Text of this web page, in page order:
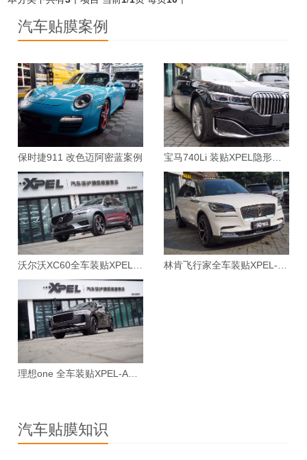
汽车杀菌消毒小知识
私家车如何进行消毒？目前针对车内空气消毒的方法主要有两种
方式：化学消毒和臭氧消毒。
(1)化学消毒主要是用市面上的消毒剂对汽车进行擦拭或者喷洒
达到除去病菌的目的。经常见到的诸如84消毒液、过氧乙酸，
如果现在已经买不到的话，建议用家里常用的洗涤剂或者洗衣
粉，取适量兑水喷洒于爱车布类内饰、顶棚、地毯，再用毛巾擦
干即可，不建议喷洒在皮质部件上。
(2)臭氧消毒效果最好。主要采用一个能迅速产生大量臭氧的汽
车专用消毒机进行消毒，可以杀死使人或者动物致病的多种病
菌、病毒和微生物。
1、注意个人卫生
勤洗手，避免用双手触摸眼睛、鼻或口；保持良好的呼吸道卫生
习惯，打喷嚏或咳嗽时，用纸巾毛巾等遮住口鼻；
2、拒绝吃野味，避免接触野生动物
直
营
店
XPEL中国川渝运营中心
营
店
XPEL中国官方直营店
CN0001
成都市武侯区长益路11号1栋1层
直
营
XPEL中国官方直营店
CN0002
都市金牛区黄忠路6号1栋1层5号
直
营
店
XPEL中国官方直营店
成都都江堰市青城路336号
直
营
店
XPEL中国官方直营店
CN0008
成都市高新区肖家河沿街31号
直
营
店
XPEL中国官方直营店
CN0011
成都市锦江区锦逸路67号B2栋73
号
营
店
XPEL中国官方直营店
CN0013
直
营
成都市郫都区XPEL直营
店cn.0020
直
XPEL成都车场服务商
旗
舰
成都外星人汽车贴膜服
务机构
附2号
汽车贴膜案例
保时捷911 改色迈阿密蓝案例
沃尔沃XC60全车装贴XPEL-ARES漆面保护膜案例 林肯飞行家全车装贴XPEL-MAX漆面保护膜案例
汽车贴膜知识